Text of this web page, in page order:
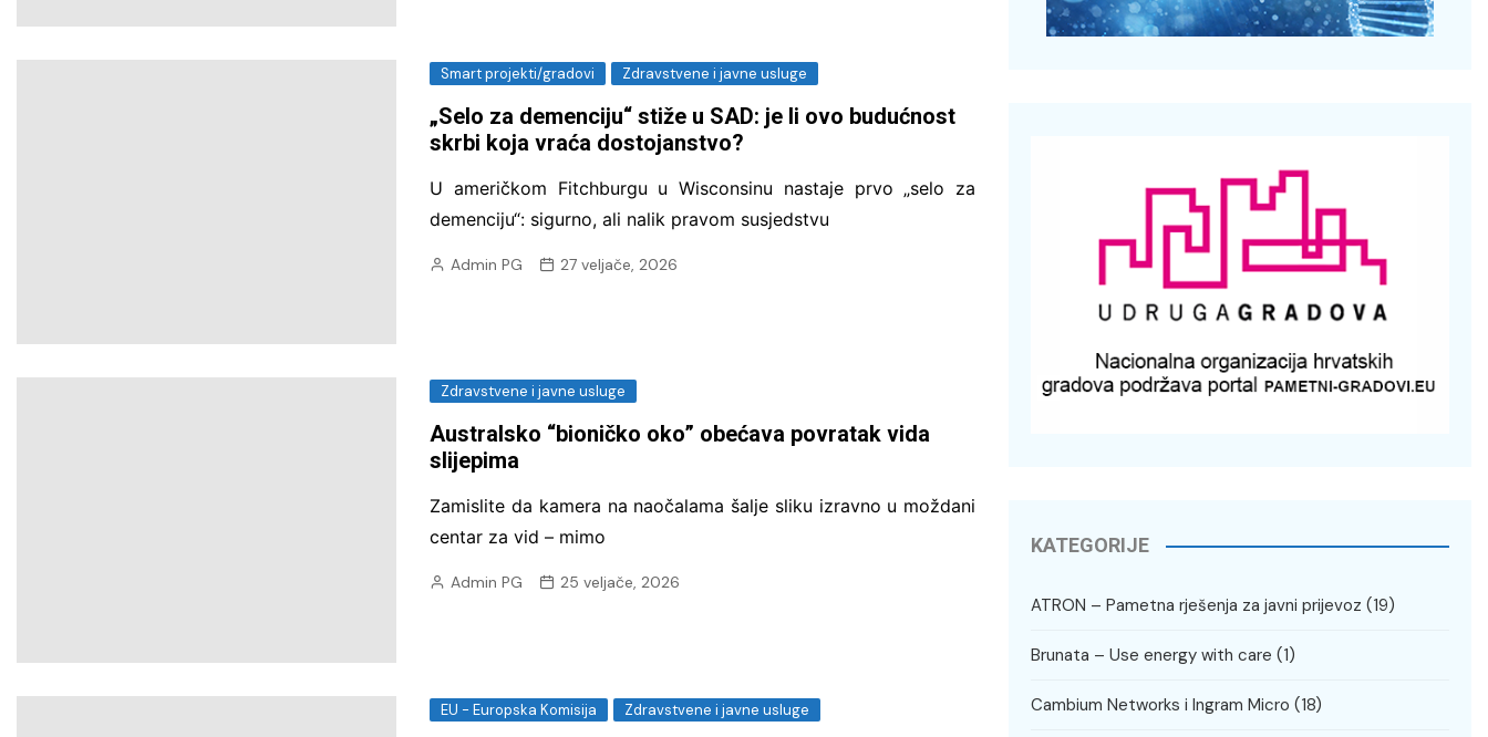
Smart projekti/gradovi Zdravstvene i javne usluge
„Selo za demenciju“ stiže u SAD: je li ovo budućnost
skrbi koja vraća dostojanstvo?
U američkom Fitchburgu u Wisconsinu nastaje prvo „selo za
demenciju“: sigurno, ali nalik pravom susjedstvu
Admin PG 27 veljače, 2026
Zdravstvene i javne usluge
Australsko “bioničko oko” obećava povratak vida
slijepima
Zamislite da kamera na naočalama šalje sliku izravno u moždani
centar za vid – mimo
Admin PG 25 veljače, 2026
EU - Europska Komisija Zdravstvene i javne usluge
KATEGORIJE
ATRON – Pametna rješenja za javni prijevoz (19)
Brunata – Use energy with care (1)
Cambium Networks i Ingram Micro (18)